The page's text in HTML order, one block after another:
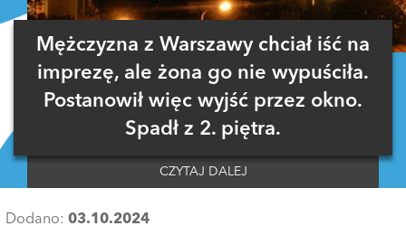
Mężczyzna z Warszawy chciał iść na
imprezę, ale żona go nie wypuściła.
Postanowił więc wyjść przez okno.
Spadł z 2. piętra.
CZYTAJ DALEJ
Dodano: 03.10.2024